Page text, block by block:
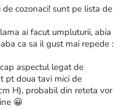
cozonaci! sunt pe lista de
ai facut umpluturii, abia
ca sa il gust mai repede :
aspectul legat de
pt doua tavi mici de
H), probabil din reteta vor
😀